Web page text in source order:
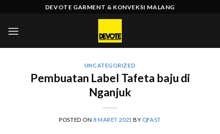
content
DEVOTE GARMENT & KONVEKSI MALANG
UNCATEGORIZED
Pembuatan Label Tafeta baju di
Nganjuk
POSTED ON 8 MARET 2021 BY QFAST